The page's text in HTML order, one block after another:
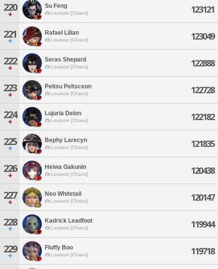
220 Su Feng
Louisoix [Chaos] 123121
221 Rafael Lilian
Louisoix [Chaos] 123049
222 Seras Shepard
Louisoix [Chaos] 122888
223 Peltsu Peltsceon
Louisoix [Chaos] 122728
224 Lujuria Delon
Louisoix [Chaos] 122182
225 Bephy Larecyn
Louisoix [Chaos] 121835
226 Heiwa Gakunin
Louisoix [Chaos] 120438
227 Neo Whitetail
Louisoix [Chaos] 120147
228 Kadrick Leadfoot
Louisoix [Chaos] 119944
229 Fluffy Boo
Louisoix [Chaos] 119718